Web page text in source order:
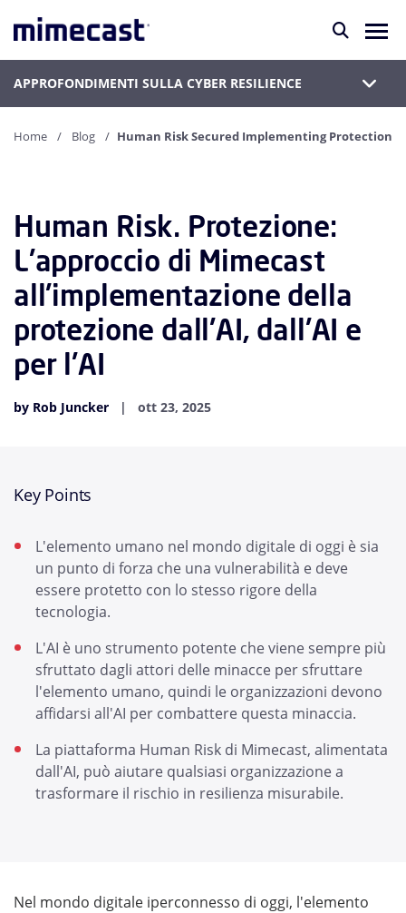
APPROFONDIMENTI SULLA CYBER RESILIENCE
Home Blog Human Risk Secured Implementing Protection
Human Risk. Protezione:
L'approccio di Mimecast
all'implementazione della
protezione dall'AI, dall'AI e
per l'AI
by Rob Juncker ott 23, 2025
Key Points
L'elemento umano nel mondo digitale di oggi è sia
un punto di forza che una vulnerabilità e deve
essere protetto con lo stesso rigore della
tecnologia.
L'AI è uno strumento potente che viene sempre più
sfruttato dagli attori delle minacce per sfruttare
l'elemento umano, quindi le organizzazioni devono
affidarsi all'AI per combattere questa minaccia.
La piattaforma Human Risk di Mimecast, alimentata
dall'AI, può aiutare qualsiasi organizzazione a
trasformare il rischio in resilienza misurabile.
Nel mondo digitale iperconnesso di oggi, l'elemento